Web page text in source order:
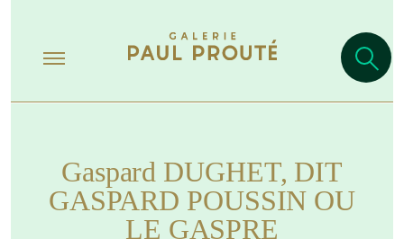
Gaspard DUGHET, DIT
GASPARD POUSSIN OU
LE GASPRE